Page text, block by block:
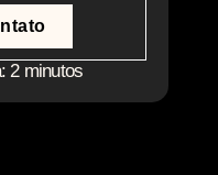
2 minutos